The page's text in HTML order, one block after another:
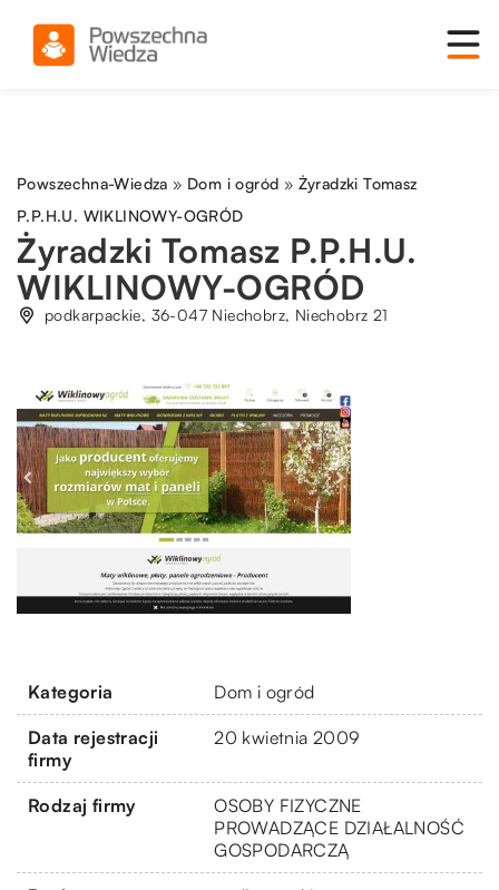
Powszechna-Wiedza » Dom i ogród » Żyradzki Tomasz
P.P.H.U. WIKLINOWY-OGRÓD
Żyradzki Tomasz P.P.H.U.
WIKLINOWY-OGRÓD
podkarpackie, 36-047 Niechobrz, Niechobrz 21
Kategoria Dom i ogród
Data rejestracji
firmy
20 kwietnia 2009
Rodzaj firmy
OSOBY FIZYCZNE
PROWADZĄCE DZIAŁALNOŚĆ
GOSPODARCZĄ